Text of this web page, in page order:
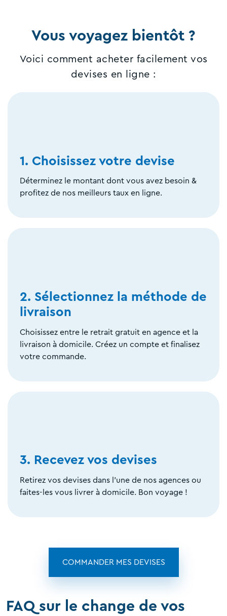
Vous voyagez bientôt ?
Voici comment acheter facilement vos
devises en ligne :
1. Choisissez votre devise
Déterminez le montant dont vous avez besoin &
profitez de nos meilleurs taux en ligne.
2. Sélectionnez la méthode de
livraison
Choisissez entre le retrait gratuit en agence et la
livraison à domicile. Créez un compte et finalisez
votre commande.
3. Recevez vos devises
Retirez vos devises dans l'une de nos agences ou
faites-les vous livrer à domicile. Bon voyage !
COMMANDER MES DEVISES
FAQ sur le change de vos